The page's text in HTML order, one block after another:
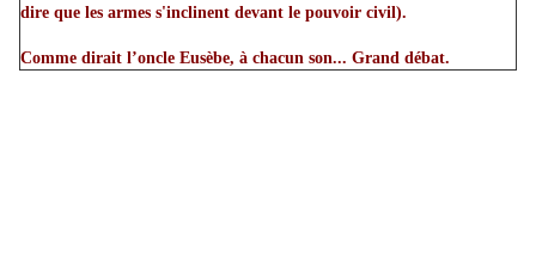
dire que les armes s'inclinent devant le pouvoir civil).
Comme dirait l’oncle Eusèbe, à chacun son... Grand débat.